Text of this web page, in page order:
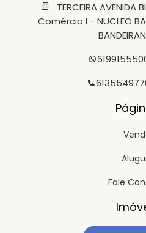
TERCEIRA
Comércio l - NUCLEO
Fale